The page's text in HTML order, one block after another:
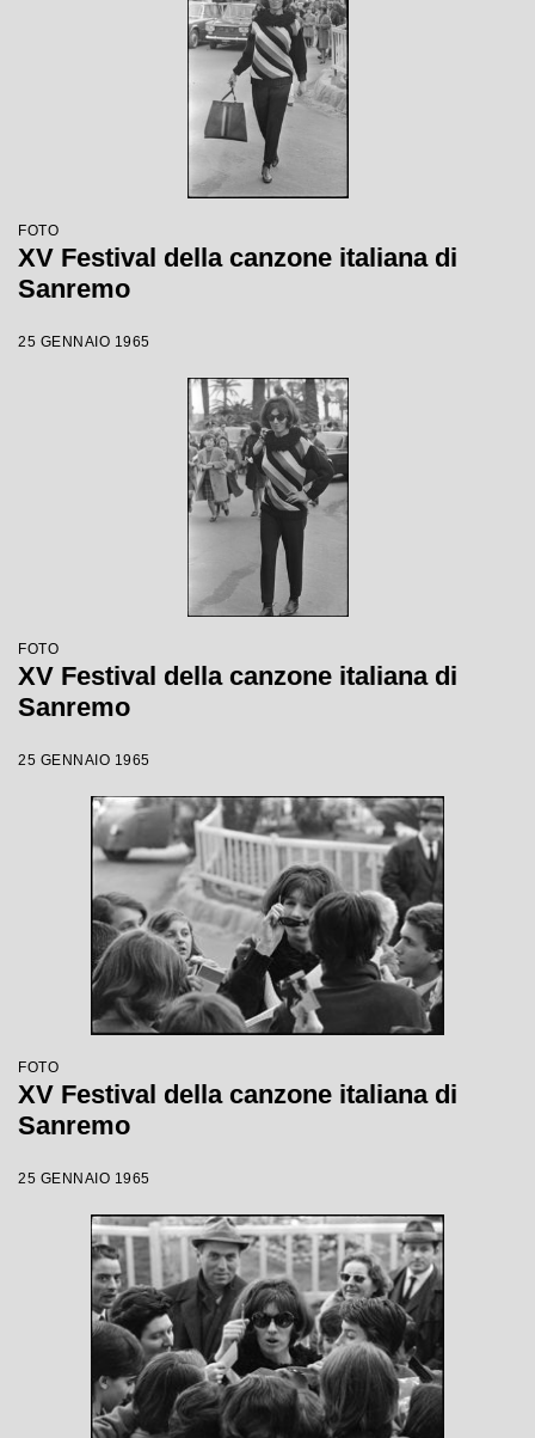
FOTO
XV Festival della canzone italiana di
Sanremo
25 GENNAIO 1965
FOTO
XV Festival della canzone italiana di
Sanremo
25 GENNAIO 1965
FOTO
XV Festival della canzone italiana di
Sanremo
25 GENNAIO 1965